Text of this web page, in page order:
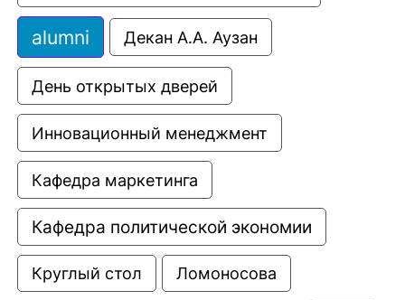
alumni Декан А.А. Аузан
День открытых дверей
Инновационный менеджмент
Кафедра маркетинга
Кафедра политической экономии
Круглый стол Ломоносова